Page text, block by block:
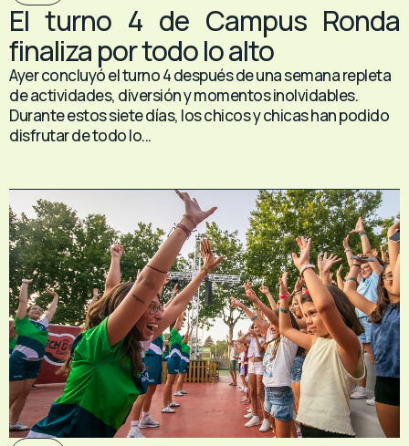
El turno 4 de Campus Ronda
finaliza por todo lo alto
Ayer concluyó el turno 4 después de una semana repleta
de actividades, diversión y momentos inolvidables.
Durante estos siete días, los chicos y chicas han podido
disfrutar de todo lo...